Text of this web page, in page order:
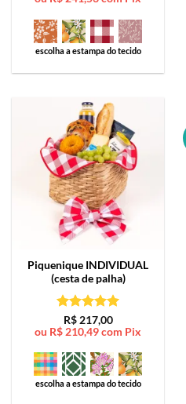
escolha a estampa do tecido
Piquenique INDIVIDUAL
(cesta de palha)
Avaliação5
de 5
R$217,00
ou R$ 210,49com Pix
escolha a estampa do tecido